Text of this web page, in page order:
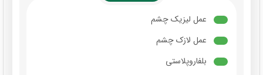
عمل لیزیک چشم
عمل لازک چشم
بلفاروپلاستی